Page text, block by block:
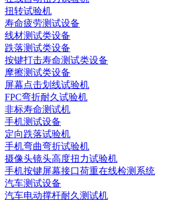
扭转试验机
寿命疲劳测试设备
线材测试类设备
跌落测试类设备
按键打击寿命测试类设备
摩擦测试类设备
屏幕点击划线试验机
FPC弯折耐久试验机
非标寿命测试机
手机测试设备
定向跌落试验机
手机弯曲弯折试验机
摄像头镜头高度扭力试验机
手机按键屏幕接口荷重在线检测系统
汽车测试设备
汽车电动撑杆耐久测试机